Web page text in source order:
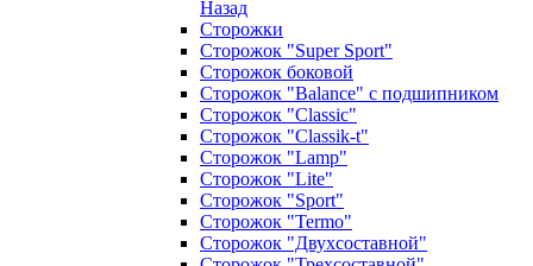
Назад
Сторожки
Сторожок "Super Sport"
Сторожок боковой
Сторожок "Balance" с подшипником
Сторожок "Classic"
Сторожок "Classik-t"
Сторожок "Lamp"
Сторожок "Lite"
Сторожок "Sport"
Сторожок "Termo"
Сторожок "Двухсоставной"